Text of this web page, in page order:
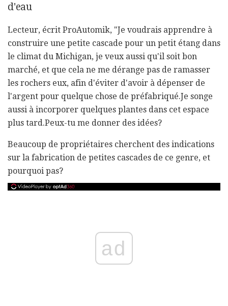
d'eau
Lecteur, écrit ProAutomik, "Je voudrais apprendre à
construire une petite cascade pour un petit étang dans
le climat du Michigan, je veux aussi qu'il soit bon
marché, et que cela ne me dérange pas de ramasser
les rochers eux, afin d'éviter d'avoir à dépenser de
l'argent pour quelque chose de préfabriqué.Je songe
aussi à incorporer quelques plantes dans cet espace
plus tard.Peux-tu me donner des idées?
Beaucoup de propriétaires cherchent des indications
sur la fabrication de petites cascades de ce genre, et
pourquoi pas?
ad